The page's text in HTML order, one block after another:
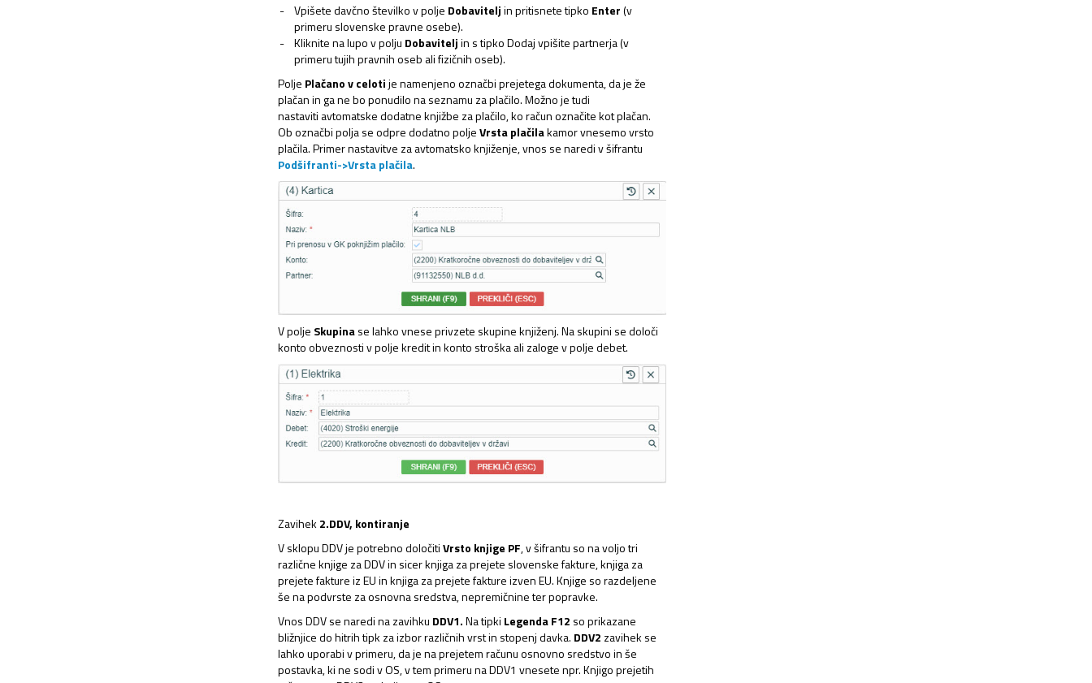
Vpišete davčno številko v polje Dobaviteljin pritisnete tipko Enter(v
primeru slovenske pravne osebe).
Kliknite na lupo v polju Dobaviteljin s tipko Dodaj vpišite partnerja (v
primeru tujih pravnih oseb ali fizičnih oseb).
Polje Plačano v celotije namenjeno označbi prejetega dokumenta, da je že
plačan in ga ne bo ponudilo na seznamu za plačilo. Možno je tudi
nastaviti avtomatske dodatne knjižbe za plačilo, ko račun označite kot plačan.
Ob označbi polja se odpre dodatno poljeVrsta plačilakamor vnesemo vrsto
plačila. Primer nastavitve za avtomatsko knjiženje, vnos se naredi v šifrantu
Podšifranti->Vrsta plačila.
V polje Skupinase lahko vnese privzete skupine knjiženj. Na skupini se določi
konto obveznosti v polje kredit in konto stroška ali zaloge v polje debet.
Zavihek 2.DDV, kontiranje
V sklopu DDV je potrebno določitiVrsto knjige PF, v šifrantu so na voljo tri
različne knjige za DDV in sicer knjiga za prejete slovenske fakture, knjiga za
prejete fakture iz EU in knjiga za prejete fakture izven EU. Knjige so razdeljene
še na podvrste za osnovna sredstva, nepremičnine ter popravke.
Vnos DDV se naredi na zavihku DDV1.Na tipki LegendaF12 so prikazane
bližnjice do hitrih tipk za izbor različnih vrst in stopenj davka. DDV2 zavihek se
lahko uporabi v primeru, da je na prejetem računu osnovno sredstvo in še
postavka, ki ne sodi v OS, v tem primeru na DDV1 vnesete npr. Knjigo prejetih